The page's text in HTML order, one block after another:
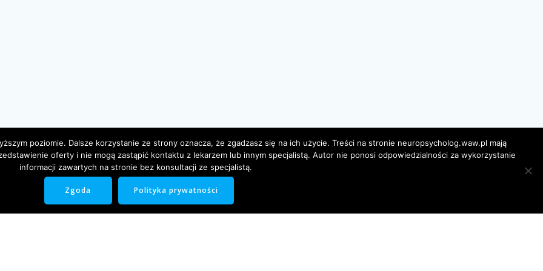
poziomie. Dalsze korzystanie ze strony oznacza, że zgadzasz się na ich użycie. Treści na stronie neuropsycholog.waw.pl mają
oferty i nie mogą zastąpić kontaktu z lekarzem lub innym specjalistą. Autor nie ponosi odpowiedzialności za wykorzystanie
informacji zawartych na stronie bez konsultacji ze specjalistą.
Zgoda Polityka prywatności